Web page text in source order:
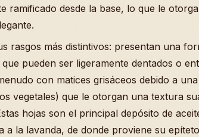
ramificado desde la base, lo que le
rasgos más distintivos: presentan una
pueden ser ligeramente dentados o
con matices grisáceos debido a
vegetales) que le otorgan una textura
hojas son el principal depósito de
a la lavanda, de donde proviene su